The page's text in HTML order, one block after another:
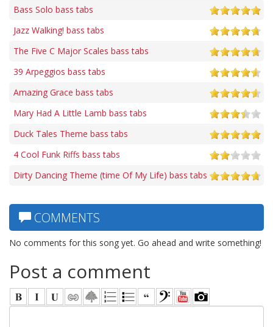
Bass Solo bass tabs
Jazz Walking! bass tabs
The Five C Major Scales bass tabs
39 Arpeggios bass tabs
Amazing Grace bass tabs
Mary Had A Little Lamb bass tabs
Duck Tales Theme bass tabs
4 Cool Funk Riffs bass tabs
Dirty Dancing Theme (time Of My Life) bass tabs
COMMENTS
No comments for this song yet. Go ahead and write something!
Post a comment